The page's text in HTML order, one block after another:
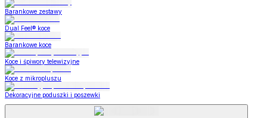
Barankowe zestawy
Dual Feel® koce
Barankowe koce
Koce i śpiwory telewizyjne
Koce z mikropluszu
Dekoracyjne poduszki i poszewki